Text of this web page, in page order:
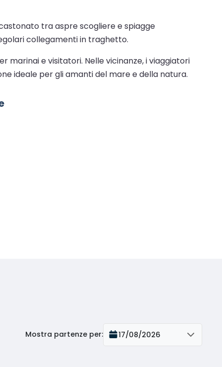
tra aspre scogliere e spiagge
collegamenti in traghetto.
e visitatori. Nelle vicinanze, i viaggiatori
ideale per gli amanti del mare e della natura.
Mostra partenze per: 17/08/2026